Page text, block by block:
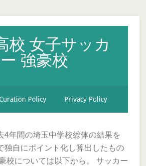
校 女子サッカ
ー 強豪校
Curation Policy Privacy Policy
4年間の埼玉中学校総体の結果を
独自にポイント化し算出したもの
校については以下から。 サッカー